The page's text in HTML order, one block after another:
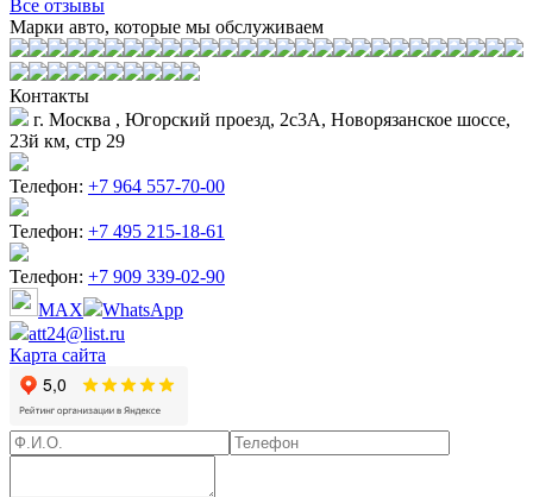
Все отзывы
Марки авто, которые мы обслуживаем
Контакты
г. Москва , Югорский проезд, 2с3А, Новорязанское шоссе,
23й км, стр 29
Телефон: +7 964 557-70-00
Телефон: +7 495 215-18-61
Телефон: +7 909 339-02-90
MAX
WhatsApp
att24@list.ru
Карта сайта